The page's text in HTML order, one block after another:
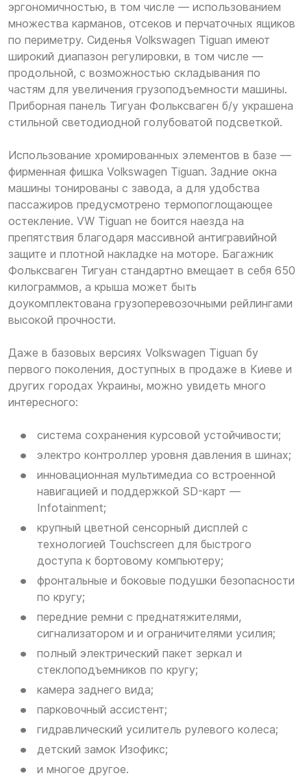
эргономичностью, в том числе — использованием
множества карманов, отсеков и перчаточных ящиков
по периметру. Сиденья Volkswagen Tiguan имеют
широкий диапазон регулировки, в том числе —
продольной, с возможностью складывания по
частям для увеличения грузоподъемности машины.
Приборная панель Тигуан Фольксваген б/у украшена
стильной светодиодной голубоватой подсветкой.
Использование хромированных элементов в базе —
фирменная фишка Volkswagen Tiguan. Задние окна
машины тонированы с завода, а для удобства
пассажиров предусмотрено термопоглощающее
остекление. VW Tiguan не боится наезда на
препятствия благодаря массивной антигравийной
защите и плотной накладке на моторе. Багажник
Фольксваген Тигуан стандартно вмещает в себя 650
килограммов, а крыша может быть
доукомплектована грузоперевозочными рейлингами
высокой прочности.
Даже в базовых версиях Volkswagen Tiguan бу
первого поколения, доступных в продаже в Киеве и
других городах Украины, можно увидеть много
интересного:
система сохранения курсовой устойчивости;
электро контроллер уровня давления в шинах;
инновационная мультимедиа со встроенной
навигацией и поддержкой SD-карт —
Infotainment;
крупный цветной сенсорный дисплей с
технологией Touchscreen для быстрого
доступа к бортовому компьютеру;
фронтальные и боковые подушки безопасности
по кругу;
передние ремни с преднатяжителями,
сигнализатором и и ограничителями усилия;
полный электрический пакет зеркал и
стеклоподъемников по кругу;
камера заднего вида;
парковочный ассистент;
гидравлический усилитель рулевого колеса;
детский замок Изофикс;
и многое другое.